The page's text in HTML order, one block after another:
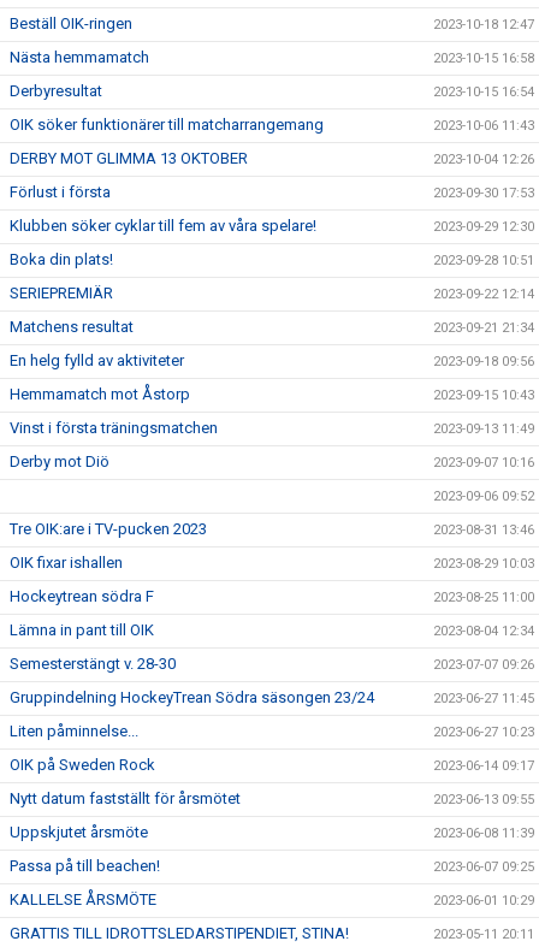
Beställ OIK-ringen 2023-10-18 12:47
Nästa hemmamatch 2023-10-15 16:58
Derbyresultat 2023-10-15 16:54
OIK söker funktionärer till matcharrangemang 2023-10-06 11:43
DERBY MOT GLIMMA 13 OKTOBER 2023-10-04 12:26
Förlust i första 2023-09-30 17:53
Klubben söker cyklar till fem av våra spelare! 2023-09-29 12:30
Boka din plats! 2023-09-28 10:51
SERIEPREMIÄR 2023-09-22 12:14
Matchens resultat 2023-09-21 21:34
En helg fylld av aktiviteter 2023-09-18 09:56
Hemmamatch mot Åstorp 2023-09-15 10:43
Vinst i första träningsmatchen 2023-09-13 11:49
Derby mot Diö 2023-09-07 10:16
2023-09-06 09:52
Tre OIK:are i TV-pucken 2023 2023-08-31 13:46
OIK fixar ishallen 2023-08-29 10:03
Hockeytrean södra F 2023-08-25 11:00
Lämna in pant till OIK 2023-08-04 12:34
Semesterstängt v. 28-30 2023-07-07 09:26
Gruppindelning HockeyTrean Södra säsongen 23/24 2023-06-27 11:45
Liten påminnelse... 2023-06-27 10:23
OIK på Sweden Rock 2023-06-14 09:17
Nytt datum fastställt för årsmötet 2023-06-13 09:55
Uppskjutet årsmöte 2023-06-08 11:39
Passa på till beachen! 2023-06-07 09:25
KALLELSE ÅRSMÖTE 2023-06-01 10:29
GRATTIS TILL IDROTTSLEDARSTIPENDIET, STINA! 2023-05-11 20:11